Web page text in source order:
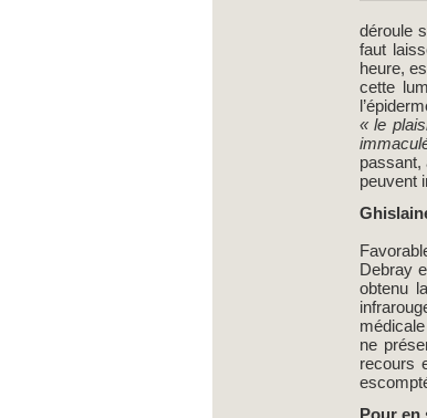
déroule
faut
heure,
cette
« le
passant,
peuvent
Debray
obtenu
médicale
ne
recours
Pour en